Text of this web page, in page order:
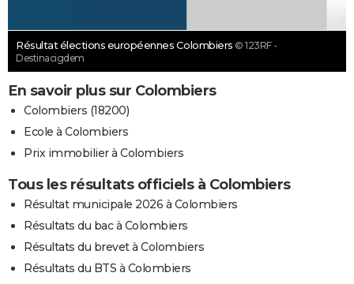
Résultat élections européennes Colombiers © 123RF -
Destinacigdem
En savoir plus sur Colombiers
Colombiers (18200)
Ecole à Colombiers
Prix immobilier à Colombiers
Tous les résultats officiels à Colombiers
Résultat municipale 2026 à Colombiers
Résultats du bac à Colombiers
Résultats du brevet à Colombiers
Résultats du BTS à Colombiers